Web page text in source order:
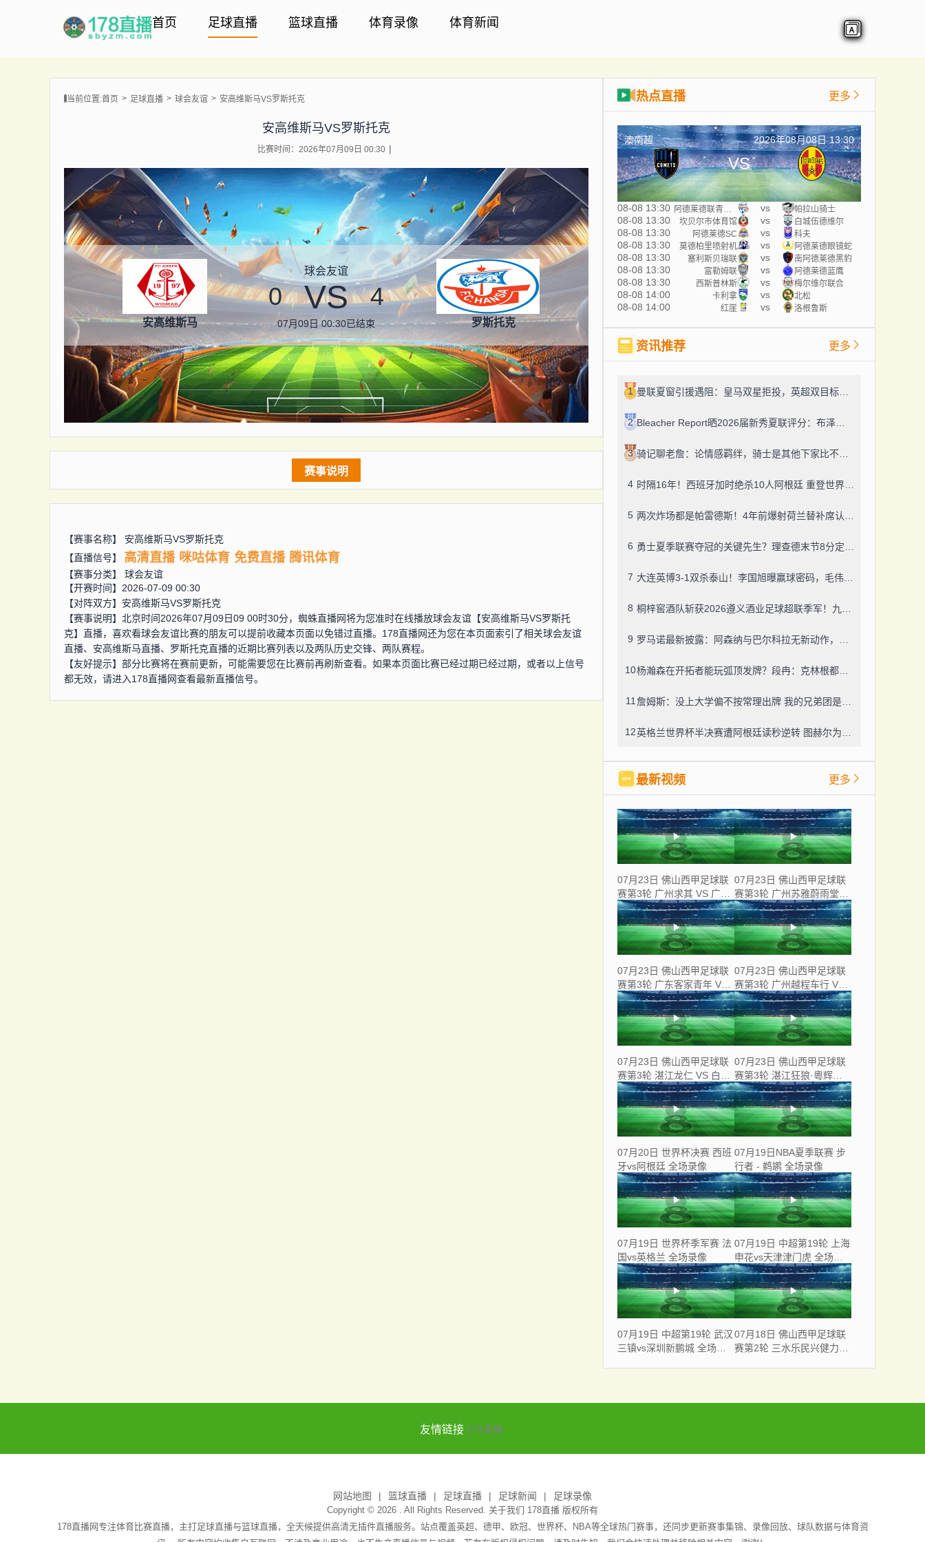
首页 足球直播 篮球直播 体育录像 体育新闻
当前位置:首页 足球直播 球会友谊 安高维斯马VS罗斯托克
安高维斯马VS罗斯托克
比赛时间：2026年07月09日 00:30
安高维斯马
球会友谊
0 VS 4
07月09日 00:30已结束 罗斯托克
赛事说明
【赛事名称】 安高维斯马VS罗斯托克
【直播信号】
高清直播 咪咕体育 免费直播 腾讯体育
【赛事分类】 球会友谊
【开赛时间】2026-07-09 00:30
【对阵双方】 安高维斯马VS罗斯托克
【赛事说明】北京时间2026年07月09日09 00时30分，蜘蛛直播网将为您准时在线播放球会友谊【安高维斯马VS罗斯托
克】直播，喜欢看球会友谊比赛的朋友可以提前收藏本页面以免错过直播。178直播网还为您在本页面索引了相关球会友谊
直播、安高维斯马直播、罗斯托克直播的近期比赛列表以及两队历史交锋、两队赛程。
【友好提示】部分比赛将在赛前更新，可能需要您在比赛前再刷新查看。如果本页面比赛已经过期已经过期，或者以上信号
都无效，请进入178直播网查看最新直播信号。
热点直播 更多
澳南超 2026年08月08日 13:30
VS
08-08 13:30 vs 帕拉山骑士
08-08 13:30 坎贝尔市体育馆 vs 白城伍德维尔
08-08 13:30 阿德莱德SC vs 科夫
08-08 13:30 莫德柏里喷射机 vs 阿德莱德眼镜蛇
08-08 13:30 塞利斯贝瑞联 vs 南阿德莱德黑豹
08-08 13:30 富勒姆联 vs 阿德莱德蓝鹰
08-08 13:30 西斯普林斯 vs 梅尔维尔联合
08-08 14:00 卡利拿 vs 北松
08-08 14:00 红崖 vs 洛根鲁斯
资讯推荐 更多
1
2
3
4
5
6
7
8
9
10
11
12
最新视频 更多
07月23日 佛山西甲足球联
赛第3轮 广州求其 VS 广东
飞马 全场录像
07月23日 佛山西甲足球联
赛第3轮 广州苏雅蔚雨堂
VS 极速超鹰广州FC 全场
录像
07月23日 佛山西甲足球联
赛第3轮 广东客家青年 VS
三七互娱 全场录像
07月23日 佛山西甲足球联
赛第3轮 广州越程车行 VS
南山博鑫创科 全场录像
07月23日 佛山西甲足球联
赛第3轮 湛江龙仁 VS 白坭
兴龙 全场录像
07月23日 佛山西甲足球联
赛第3轮 湛江狂狼·粵辉能
源 VS 三水乐民兴健力宝 全
场录像
07月20日 世界杯决赛 西班
牙vs阿根廷 全场录像
07月19日NBA夏季联赛 步
行者 - 鹈鹕 全场录像
07月19日 世界杯季军赛 法
国vs英格兰 全场录像
07月19日 中超第19轮 上海
申花vs天津津门虎 全场录
像
07月19日 中超第19轮 武汉
三镇vs深圳新鹏城 全场录
07月18日 佛山西甲足球联
赛第2轮 三水乐民兴健力宝
友情链接 178直播
网站地图 篮球直播 足球直播 足球新闻 足球录像
Copyright © 2026 . All Rights Reserved. 关于我们 178直播 版权所有
178直播网专注体育比赛直播，主打足球直播与篮球直播，全天候提供高清无插件直播服务。站点覆盖英超、德甲、欧冠、世界杯、NBA等全球热门赛事，还同步更新赛事集锦、录像回放、球队数据与体育资